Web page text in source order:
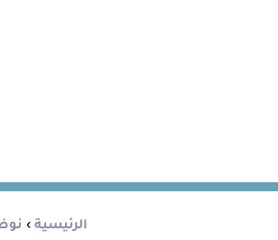
الرئيسية ›